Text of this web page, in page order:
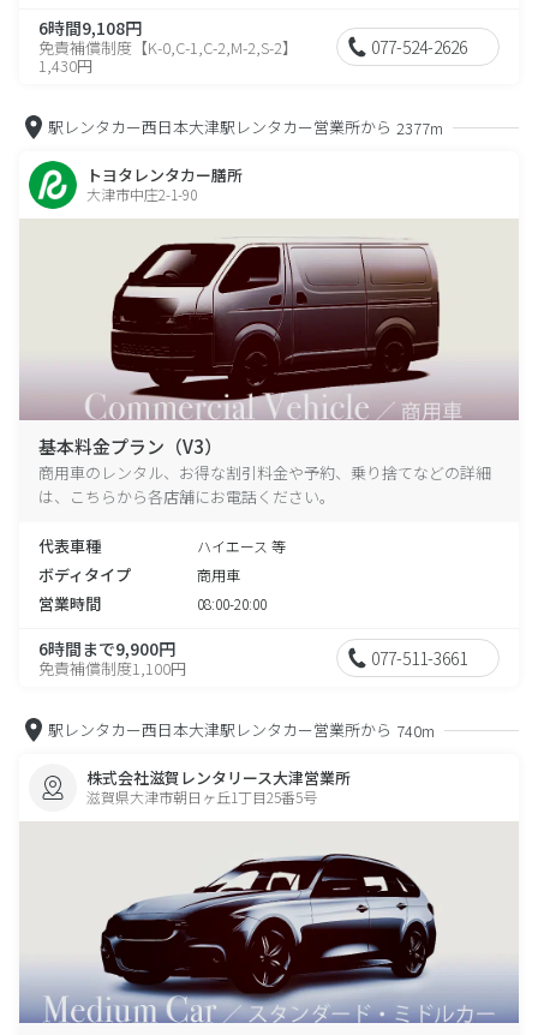
6時間9,108円
免責補償制度【K-0,C-1,C-2,M-2,S-2】
1,430円
077-524-2626
駅レンタカー西日本大津駅レンタカー営業所から 2377m
トヨタレンタカー膳所
大津市中庄2-1-90
基本料金プラン（V3）
商用車のレンタル、お得な割引料金や予約、乗り捨てなどの詳細
は、こちらから各店舗にお電話ください。
代表車種 ハイエース 等
ボディタイプ 商用車
営業時間 08:00-20:00
6時間まで9,900円
免責補償制度1,100円 077-511-3661
駅レンタカー西日本大津駅レンタカー営業所から 740m
株式会社滋賀レンタリース大津営業所
滋賀県大津市朝日ヶ丘1丁目25番5号